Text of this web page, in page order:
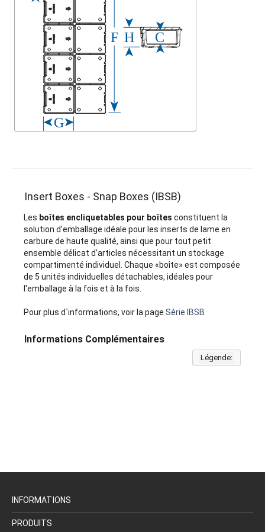
Insert Boxes - Snap Boxes (IBSB)
Les boîtes encliquetables pour boîtesconstituent la
solution d’emballage idéale pour les inserts de lame en
carbure de haute qualité, ainsi que pour tout petit
ensemble délicat d’articles nécessitant un stockage
compartimenté individuel. Chaque «boîte» est composée
de 5 unités individuelles détachables, idéales pour
l'emballage à la fois et à la fois.
Pour plus d`informations, voir la pageSérie IBSB
Informations Complémentaires
Légende:
INFORMATIONS
PRODUITS